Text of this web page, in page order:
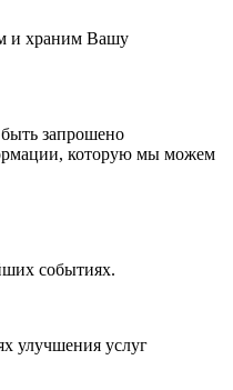
и храним Вашу
запрошено
которую мы можем
событиях.
улучшения услуг